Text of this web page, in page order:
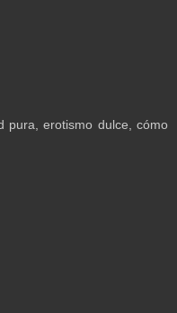
pura, erotismo dulce, cómo